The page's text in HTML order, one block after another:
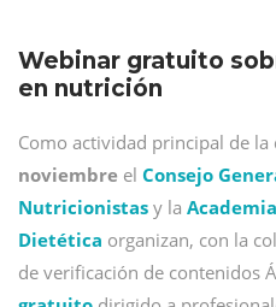
Webinar gratuito
en nutrición
Como actividad principal de la
noviembre el Consejo
Nutricionistas y la
Dietética organizan, con la
de verificación de contenidos